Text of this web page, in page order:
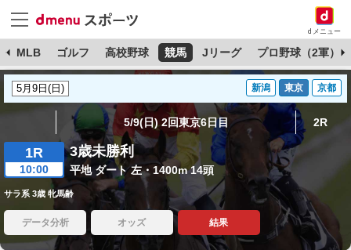
dメニュー
MLB ゴルフ 高校野球 競馬 Jリーグ プロ野球（2軍）
新潟 東京 京都
5/9(日) 2回東京6日目 2R
1R
10:00
3歳未勝利
平地 ダート 左・1400m 14頭
サラ系 3歳 牝馬齢
データ分析 オッズ 結果